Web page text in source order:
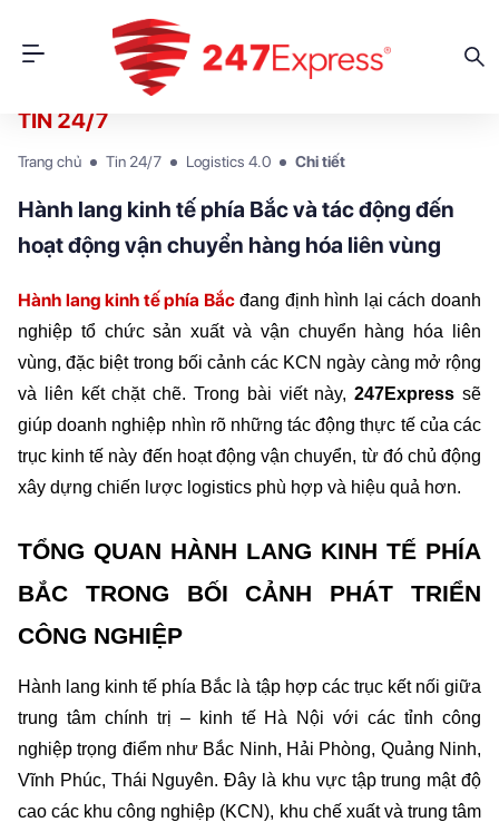
TIN 24/7
Trang chủ Tin 24/7 Logistics 4.0 Chi tiết
Hành lang kinh tế phía Bắc và tác động đến
hoạt động vận chuyển hàng hóa liên vùng
Hành lang kinh tế phía Bắc đang định hình lại cách doanh
nghiệp tổ chức sản xuất và vận chuyển hàng hóa liên
vùng, đặc biệt trong bối cảnh các KCN ngày càng mở rộng
và liên kết chặt chẽ. Trong bài viết này, 247Express sẽ
giúp doanh nghiệp nhìn rõ những tác động thực tế của các
trục kinh tế này đến hoạt động vận chuyển, từ đó chủ động
xây dựng chiến lược logistics phù hợp và hiệu quả hơn.
TỔNG QUAN HÀNH LANG KINH TẾ PHÍA
BẮC TRONG BỐI CẢNH PHÁT TRIỂN
CÔNG NGHIỆP
Hành lang kinh tế phía Bắc là tập hợp các trục kết nối giữa
trung tâm chính trị – kinh tế Hà Nội với các tỉnh công
nghiệp trọng điểm như Bắc Ninh, Hải Phòng, Quảng Ninh,
Vĩnh Phúc, Thái Nguyên. Đây là khu vực tập trung mật độ
cao các khu công nghiệp (KCN), khu chế xuất và trung tâm